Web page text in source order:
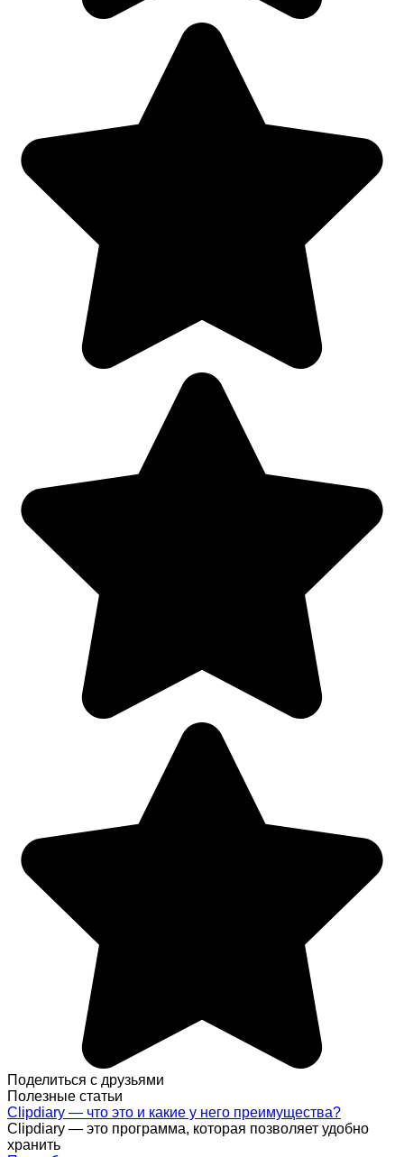
Поделиться с друзьями
Полезные статьи
Clipdiary — что это и какие у него преимущества?
Clipdiary — это программа, которая позволяет удобно
хранить